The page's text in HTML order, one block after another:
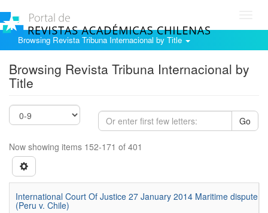
Browsing Revista Tribuna Internacional by Title
Browsing Revista Tribuna Internacional by
Title
Go
Now showing items 152-171 of 401
International Court Of Justice 27 January 2014 Maritime dispute
(Peru v. Chile)